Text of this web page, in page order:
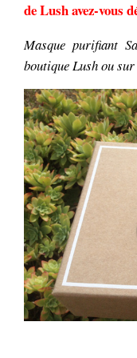
de Lush avez-vous
Masque purifiant
boutique Lush ou